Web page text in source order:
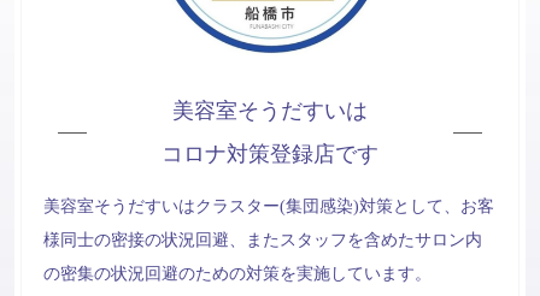
美容室そうだすいは
コロナ対策登録店です
美容室そうだすいはクラスター(集団感染)対策として、お客
様同士の密接の状況回避、またスタッフを含めたサロン内
の密集の状況回避のための対策を実施しています。